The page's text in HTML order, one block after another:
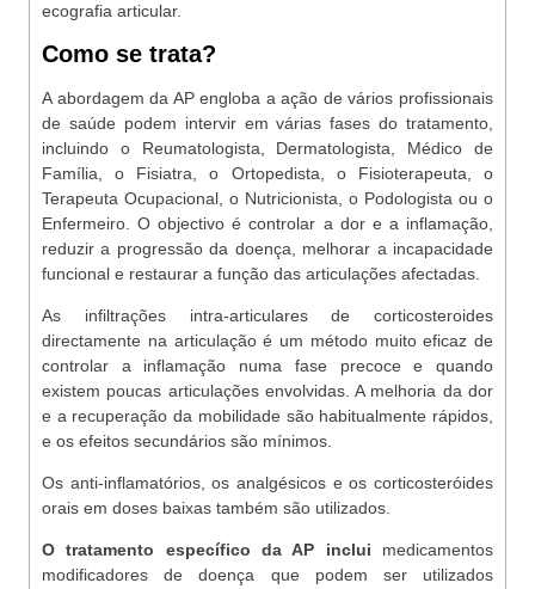
ecografia articular.
Como se trata?
A abordagem da AP engloba a ação de vários profissionais
de saúde podem intervir em várias fases do tratamento,
incluindo o Reumatologista, Dermatologista, Médico de
Família, o Fisiatra, o Ortopedista, o Fisioterapeuta, o
Terapeuta Ocupacional, o Nutricionista, o Podologista ou o
Enfermeiro. O objectivo é controlar a dor e a inflamação,
reduzir a progressão da doença, melhorar a incapacidade
funcional e restaurar a função das articulações afectadas.
As infiltrações intra-articulares de corticosteroides
directamente na articulação é um método muito eficaz de
controlar a inflamação numa fase precoce e quando
existem poucas articulações envolvidas. A melhoria da dor
e a recuperação da mobilidade são habitualmente rápidos,
e os efeitos secundários são mínimos.
Os anti-inflamatórios, os analgésicos e os corticosteróides
orais em doses baixas também são utilizados.
O tratamento específico da AP inclui medicamentos
modificadores de doença que podem ser utilizados